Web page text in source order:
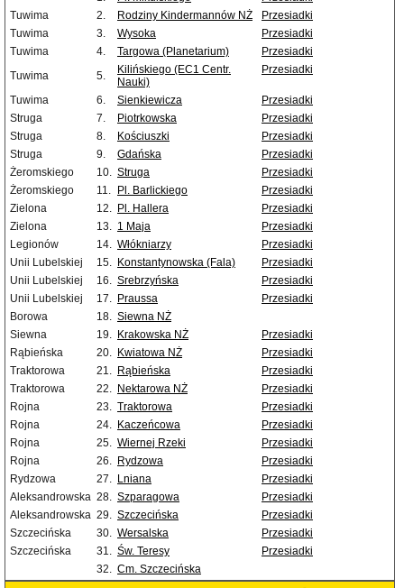
Tuwima
2. Rodziny Kindermannów NŻ
Przesiadki
Tuwima
3. Wysoka
Przesiadki
Tuwima
4. Targowa (Planetarium)
Przesiadki
Tuwima
5.
Kilińskiego (EC1 Centr.
Nauki)
Przesiadki
Tuwima 6. Sienkiewicza
Przesiadki
Struga
7. Piotrkowska
Przesiadki
Struga
8. Kościuszki
Przesiadki
Struga
9. Gdańska
Przesiadki
Żeromskiego
10. Struga
Przesiadki
Żeromskiego
11. Pl. Barlickiego
Przesiadki
Zielona
12. Pl. Hallera
Przesiadki
Zielona
13. 1 Maja
Przesiadki
Legionów
14. Włókniarzy
Przesiadki
Unii Lubelskiej
15. Konstantynowska (Fala)
Przesiadki
Unii Lubelskiej
16. Srebrzyńska
Przesiadki
Unii Lubelskiej
17. Praussa
Przesiadki
Borowa
18. Siewna NŻ
Siewna
19. Krakowska NŻ
Przesiadki
Rąbieńska
20. Kwiatowa NŻ
Przesiadki
Traktorowa
21. Rąbieńska
Przesiadki
Traktorowa
22. Nektarowa NŻ
Przesiadki
Rojna
23. Traktorowa
Przesiadki
Rojna
24. Kaczeńcowa
Przesiadki
Rojna
25. Wiernej Rzeki
Przesiadki
Rojna
26. Rydzowa
Przesiadki
Rydzowa
27. Lniana
Przesiadki
Aleksandrowska 28. Szparagowa
Przesiadki
Aleksandrowska 29. Szczecińska
Przesiadki
Szczecińska
30. Wersalska
Przesiadki
Szczecińska
31. Św. Teresy
Przesiadki
32. Cm. Szczecińska